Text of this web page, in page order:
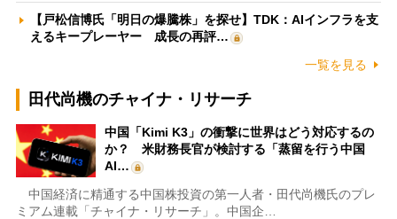
【戸松信博氏「明日の爆騰株」を探せ】TDK：AIインフラを支
えるキープレーヤー 成長の再評…
一覧を見る
田代尚機のチャイナ・リサーチ
中国「Kimi K3」の衝撃に世界はどう対応するの
か？ 米財務長官が検討する「蒸留を行う中国
AI…
中国経済に精通する中国株投資の第一人者・田代尚機氏のプレ
ミアム連載「チャイナ・リサーチ」。中国企…